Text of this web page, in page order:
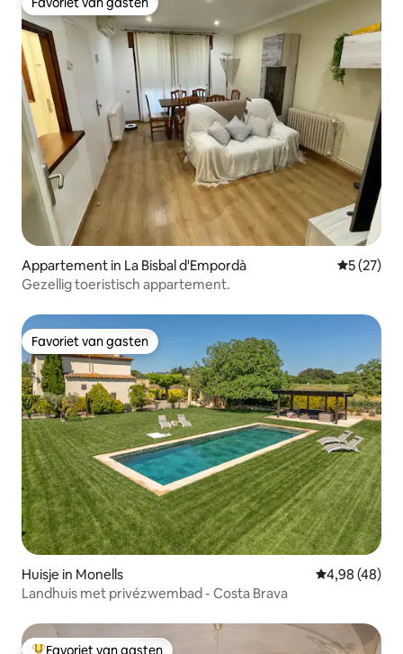
Favoriet van gasten
Appartement in La Bisbal d'Empordà
5 (27)
Gezellig toeristisch appartement.
Favoriet van gasten
Favoriet van gasten
Huisje in Monells Gemiddelde
4,98 (48)
Landhuis met privézwembad - Costa Brava
Favoriet van gasten